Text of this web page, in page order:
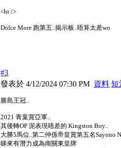
<br />
Dolce More 跑第五..揭示板..唔算太差wo
#3
發表於 4/12/2024 07:30 PM 資料 短
勝島王冠..
2021 青葉賞亞軍..
其後轉OP 泥表現唔差的 Kingston Boy..
大勝5馬位..第二仲係帝皇賞第五名Sayono
睇來有潛力成為南關東皇牌